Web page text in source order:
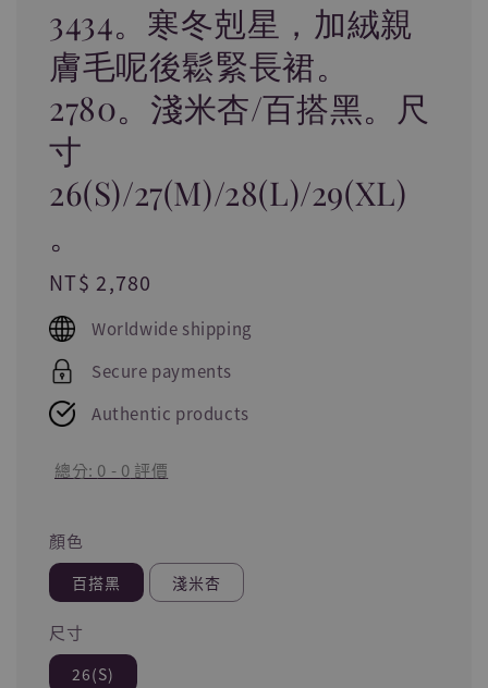
3434。寒冬剋星，加絨親
膚毛呢後鬆緊長裙。
2780。淺米杏/百搭黑。尺
寸
26(S)/27(M)/28(L)/29(XL)
。
Regular
price
NT$ 2,780
Worldwide shipping
Secure payments
Authentic products
總分: 0 - 0 評價
顏色
百搭黑 淺米杏
尺寸
26(S)